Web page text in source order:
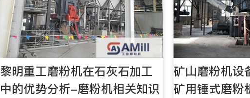
黎明重工磨粉机在石灰石加工
中的优势分析-磨粉机相关知识
矿山磨粉机设
矿用锤式磨粉